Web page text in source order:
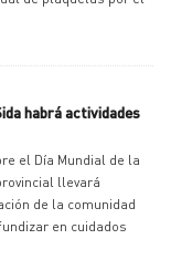
habrá actividades
el Día Mundial de la
llevará
de la comunidad
en cuidados